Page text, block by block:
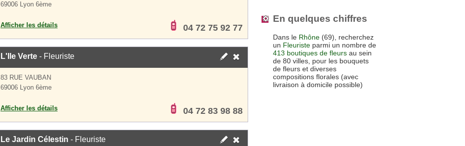
69006 Lyon 6ème
Afficher les détails 04 72 75 92 77
L'Ile Verte - Fleuriste
83 RUE VAUBAN
69006 Lyon 6ème
Afficher les détails 04 72 83 98 88
Le Jardin Célestin - Fleuriste
En quelques chiffres
Dans le Rhône (69), recherchez
un Fleuriste parmi un nombre de
413 boutiques de fleurs au sein
de 80 villes, pour les bouquets
de fleurs et diverses
compositions florales (avec
livraison à domicile possible)